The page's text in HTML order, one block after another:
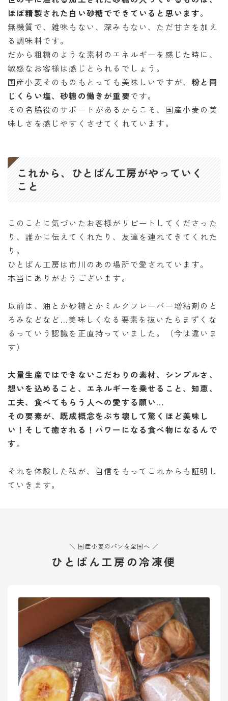
ほぼ精製された白い砂糖でできていると思います。
無機質で、雑味もない、深みもない、ただ甘さを加え
る調味料です。
だから粗糖のような素材のエネルギーを感じた時に、
敏感なお客様は感じとられるでしょう。
国産小麦そのものもとっても美味しいですが、粉と同
じくらい塩、砂糖の働きが重要です。
その名脇役のサポートがあるからこそ、国産小麦の美
味しさを感じやすくさせてくれています。
これから、ひとぱん工房がやっていく
こと
このことに気づいたお客様がリピートしてくださった
り、誰かに伝えてくれたり、友達を連れてきてくれた
り。
ひとぱん工房は市川のあの場所で愛されています。
本当にありがとうございます。
以前は、油とか砂糖とかミルクフレーバー増粘剤のと
ろみなどなど…美味しくなる要素を抜いたらまずくな
るっていう認識を正直持っていました。（今は違いま
す）
大量生産ではできないこだわりの素材、シンプルさ、
想いを込めること、エネルギーを乗せること、知恵、
工夫、食べてもらう人への愛する願い…
その要素が、既成概念をぶち壊して驚くほど美味し
い！そして癒される！パワーになる食べ物になるんで
す。
それを体験した私が、自信をもってこれからも証明し
ていきます。
＼ 国産小麦のパンを全国へ ／
ひとぱん工房の冷凍便